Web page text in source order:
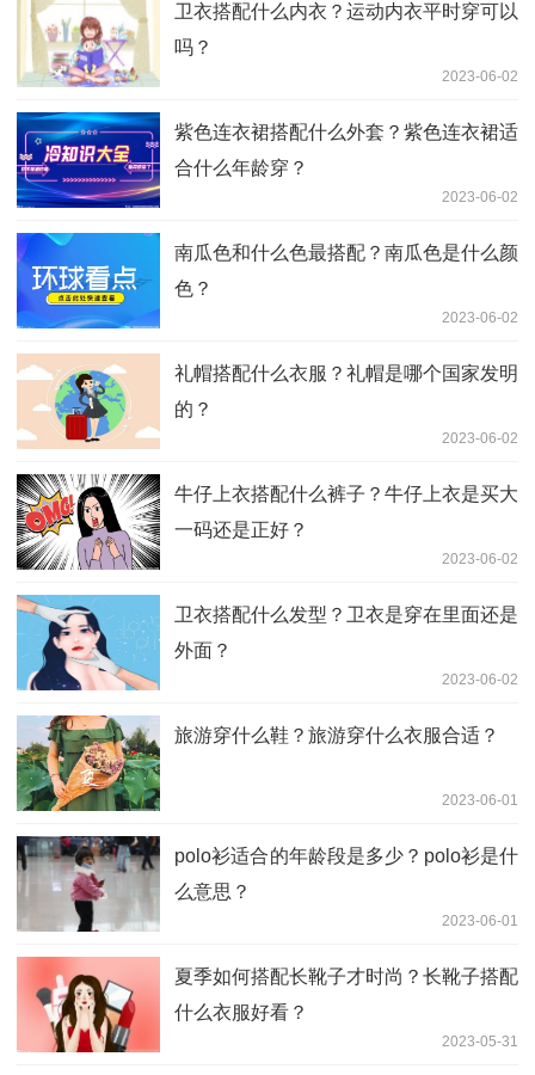
卫衣搭配什么内衣？运动内衣平时穿可以
吗？
2023-06-02
紫色连衣裙搭配什么外套？紫色连衣裙适
合什么年龄穿？
2023-06-02
南瓜色和什么色最搭配？南瓜色是什么颜
色？
2023-06-02
礼帽搭配什么衣服？礼帽是哪个国家发明
的？
2023-06-02
牛仔上衣搭配什么裤子？牛仔上衣是买大
一码还是正好？
2023-06-02
卫衣搭配什么发型？卫衣是穿在里面还是
外面？
2023-06-02
旅游穿什么鞋？旅游穿什么衣服合适？
2023-06-01
polo衫适合的年龄段是多少？polo衫是什
么意思？
2023-06-01
夏季如何搭配长靴子才时尚？长靴子搭配
什么衣服好看？
2023-05-31